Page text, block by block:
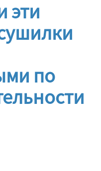
эти
по